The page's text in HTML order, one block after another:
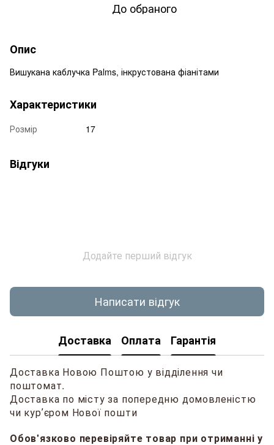
До обраного
Опис
Вишукана каблучка Palms, інкрустована фіанітами
Характеристики
Розмір 17
Відгуки
Додайте перший відгук
Написати відгук
Доставка Оплата Гарантія
Доставка Новою Поштою у відділення чи
поштомат.
Доставка по місту за попередню домовленістю
чи курʼєром Нової пошти
Обов'язково перевіряйте товар при отриманні у